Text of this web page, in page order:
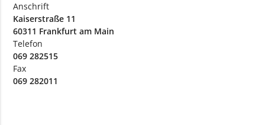
Anschrift
Kaiserstraße 11
60311 Frankfurt am Main
Telefon
069 282515
Fax
069 282011